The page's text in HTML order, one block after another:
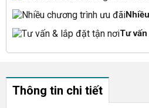
Tư
Thông tin chi tiết